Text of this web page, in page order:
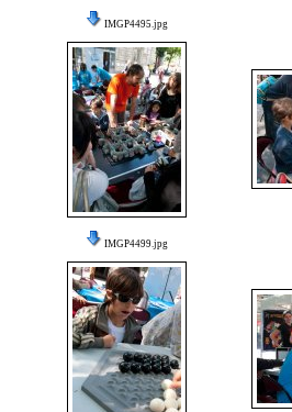
IMGP4495.jpg
IMGP4499.jpg